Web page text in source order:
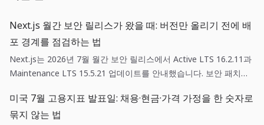
Next.js 월간 보안 릴리스가 왔을 때: 버전만 올리기 전에 배
포 경계를 점검하는 법
Next.js는 2026년 7월 월간 보안 릴리스에서 Active LTS 16.2.11과
Maintenance LTS 15.5.21 업데이트를 안내했습니다. 보안 패치는
기 기준을 함께 갖춘 배포 작업입니다.
미국 7월 고용지표 발표일: 채용·현금·가격 가정을 한 숫자로
묶지 않는 법